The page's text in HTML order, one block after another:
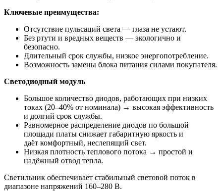
Ключевые преимущества:
Отсутствие пульсаций света — глаза не устают.
Без ртути и вредных веществ — экологично и
безопасно.
Длительный срок службы, низкое энергопотребление.
Возможность замены блока питания силами покупателя.
Светодиодный модуль
Большое количество диодов, работающих при низких
токах (20–40% от номинала) → высокая эффективность
и долгий срок службы.
Равномерное распределение диодов по большой
площади платы снижает габаритную яркость и
даёт комфортный, неслепящий свет.
Низкая плотность теплового потока → простой и
надёжный отвод тепла.
Светильник обеспечивает стабильный световой поток в
диапазоне напряжений 160–280 В.